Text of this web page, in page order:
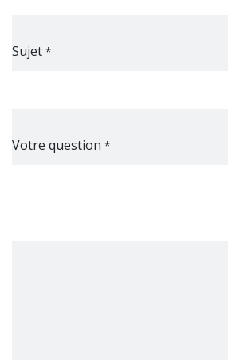
Sujet *
Votre question *